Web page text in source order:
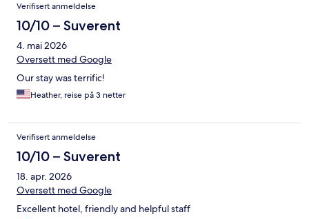
Verifisert anmeldelse
10/10 – Suverent
4. mai 2026
Oversett med Google
Our stay was terrific!
Heather, reise på 3 netter
Verifisert anmeldelse
10/10 – Suverent
18. apr. 2026
Oversett med Google
Excellent hotel, friendly and helpful staff